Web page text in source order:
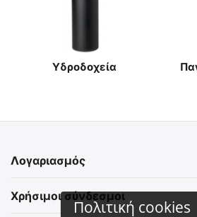
Υδροδοχεία
Λογαριασμός
Χρήσιμοι σύνδεσμοι
Πολιτική cookies